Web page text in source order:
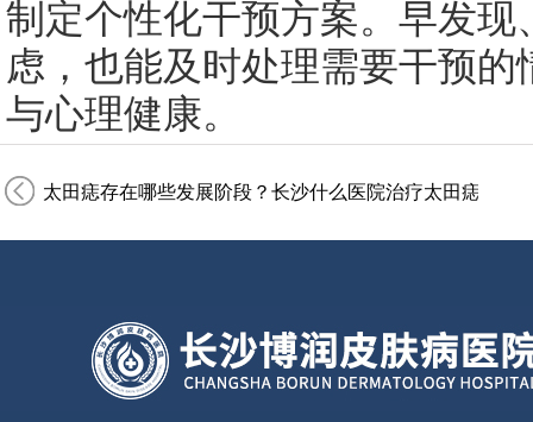
制定个性化干预方案。早发
虑，也能及时处理需要干预
与心理健康。
太田痣存在哪些发展阶段？长沙什么医院治疗太田痣专业